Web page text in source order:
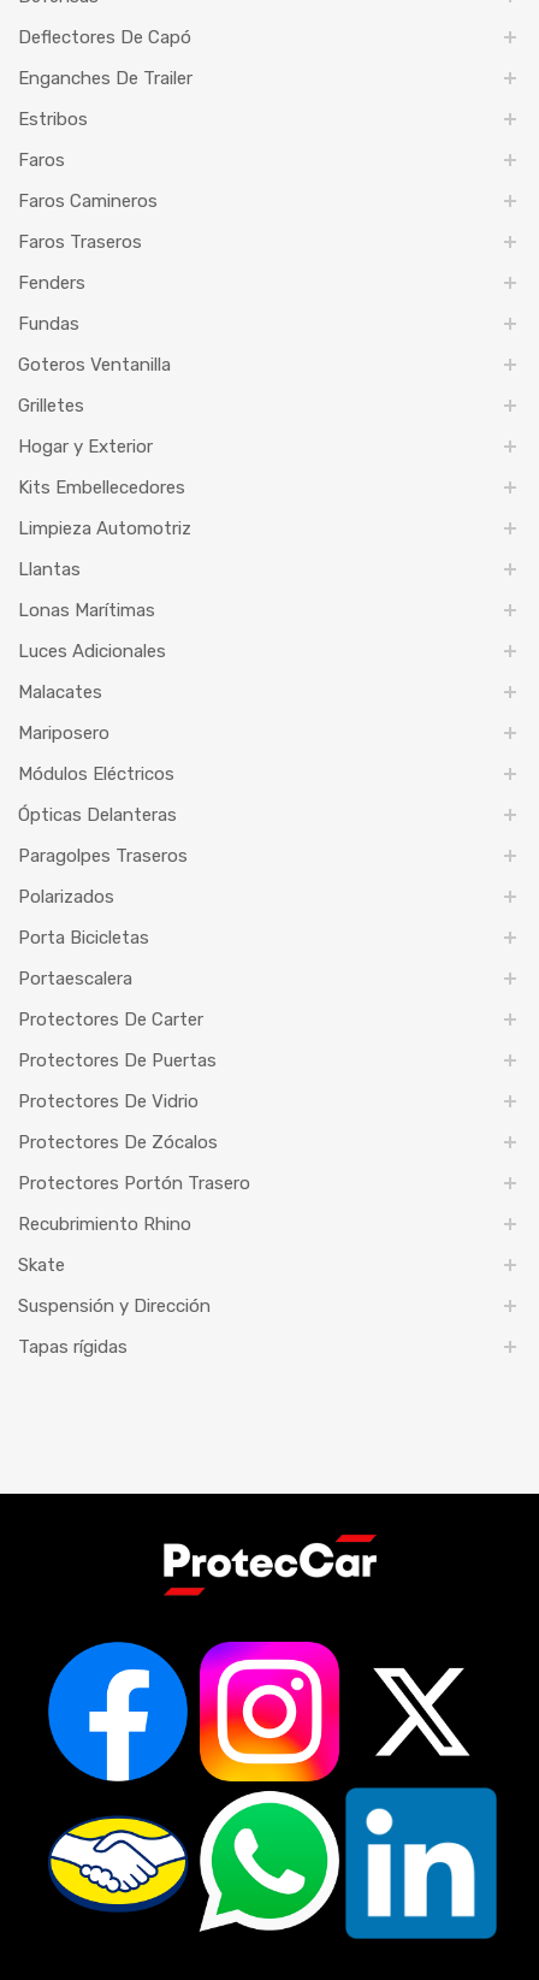
Deflectores De Capó
Enganches De Trailer
Estribos
Faros
Faros Camineros
Faros Traseros
Fenders
Fundas
Goteros Ventanilla
Grilletes
Hogar y Exterior
Kits Embellecedores
Limpieza Automotriz
Llantas
Lonas Marítimas
Luces Adicionales
Malacates
Mariposero
Módulos Eléctricos
Ópticas Delanteras
Paragolpes Traseros
Polarizados
Porta Bicicletas
Portaescalera
Protectores De Carter
Protectores De Puertas
Protectores De Vidrio
Protectores De Zócalos
Protectores Portón Trasero
Recubrimiento Rhino
Skate
Suspensión y Dirección
Tapas rígidas